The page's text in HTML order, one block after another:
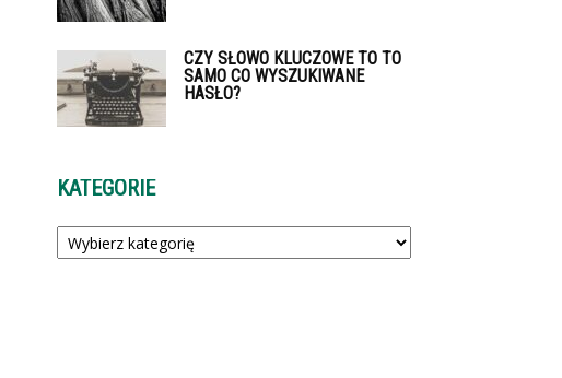
CZY SŁOWO KLUCZOWE TO TO
SAMO CO WYSZUKIWANE
HASŁO?
KATEGORIE
Kategorie